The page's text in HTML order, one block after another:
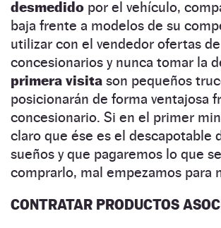
desmedido por el vehículo,
baja frente a modelos de su
utilizar con el vendedor ofertas
concesionarios y nunca tomar la
primera visita son pequeños
posicionarán de forma ventajosa
concesionario. Si en el primer
claro que ése es el descapotable
sueños y que pagaremos lo que
comprarlo, mal empezamos para
CONTRATAR PRODUCTOS